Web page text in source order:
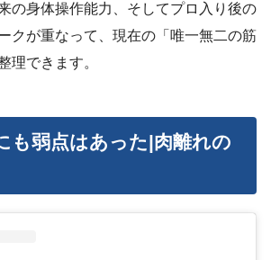
の身体操作能力、そしてプロ入り後の
クが重なって、現在の「唯一無二の筋
理できます。
も弱点はあった|肉離れの